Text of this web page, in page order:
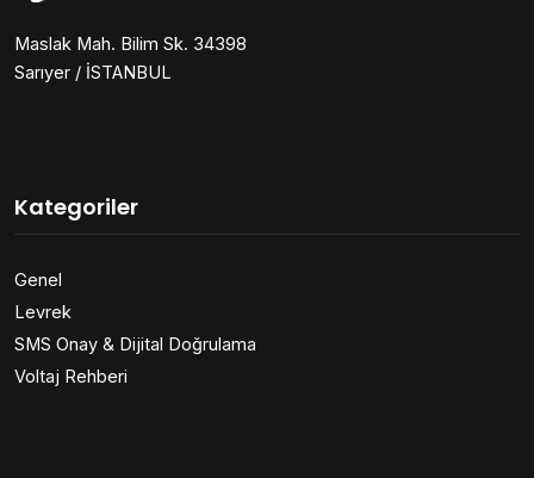
Maslak Mah. Bilim Sk. 34398
Sarıyer / İSTANBUL
Kategoriler
Genel
Levrek
SMS Onay & Dijital Doğrulama
Voltaj Rehberi